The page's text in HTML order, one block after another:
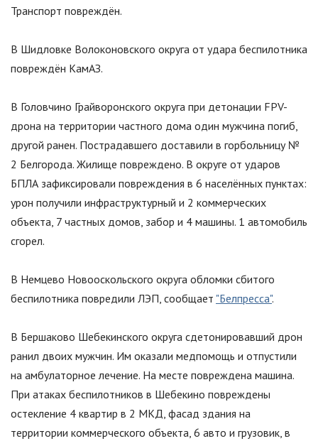
Транспорт повреждён.
В Шидловке Волоконовского округа от удара беспилотника
повреждён КамАЗ.
В Головчино Грайворонского округа при детонации FPV-
дрона на территории частного дома один мужчина погиб,
другой ранен. Пострадавшего доставили в горбольницу №
2 Белгорода. Жилище повреждено. В округе от ударов
БПЛА зафиксировали повреждения в 6 населённых пунктах:
урон получили инфраструктурный и 2 коммерческих
объекта, 7 частных домов, забор и 4 машины. 1 автомобиль
сгорел.
В Немцево Новооскольского округа обломки сбитого
беспилотника повредили ЛЭП, сообщает "Белпресса".
В Бершаково Шебекинского округа сдетонировавший дрон
ранил двоих мужчин. Им оказали медпомощь и отпустили
на амбулаторное лечение. На месте повреждена машина.
При атаках беспилотников в Шебекино повреждены
остекление 4 квартир в 2 МКД, фасад здания на
территории коммерческого объекта, 6 авто и грузовик, в